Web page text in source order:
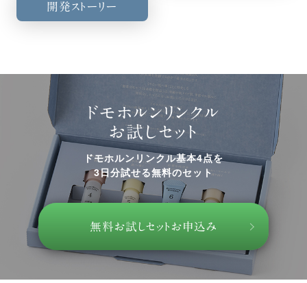
開発ストーリー
ドモホルンリンクル
お試しセット
ドモホルンリンクル基本4点を
3日分試せる無料のセット
無料お試しセットお申込み